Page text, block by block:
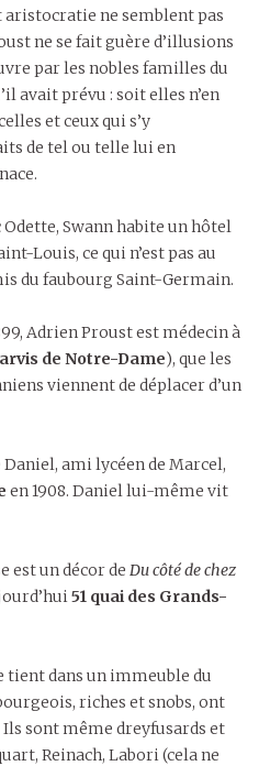
ne semblent pas
ne se fait guère d’illusions
par les nobles familles du
avait prévu : soit elles n’en
et ceux qui s’y
de tel ou telle lui en
Swann habite un hôtel
Louis, ce qui n’est pas au
du faubourg Saint-Germain.
Adrien Proust est médecin à
de Notre-Dame), que les
viennent de déplacer d’un
ami lycéen de Marcel,
en 1908. Daniel lui-même vit
est un décor de Du côté de chez
51 quai des Grands-
tient dans un immeuble du
riches et snobs, ont
sont même dreyfusards et
Reinach, Labori (cela ne